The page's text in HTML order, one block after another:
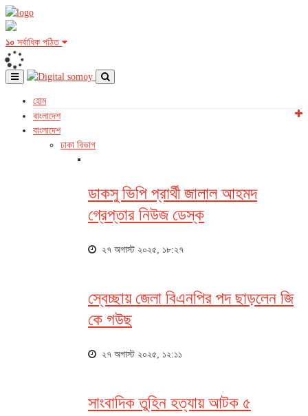
১০ সর্বাধিক পঠিত
হোম
বাংলাদেশ
বাংলাদেশ
ঢাকা বিভাগ
ডাকসু ভিপি প্রার্থী জালাল আহমদ
গ্রেপ্তার নিউজ ডেস্ক
২৭ অগাস্ট ২০২৫, ১৮:২৭
স্বেচ্ছায় জেলা বিএনপির পদ ছাড়লেন জি
কে গউছ
২৭ অগাস্ট ২০২৫, ১২:১১
সাংবাদিক তুহিন হত্যায় আটক ৫